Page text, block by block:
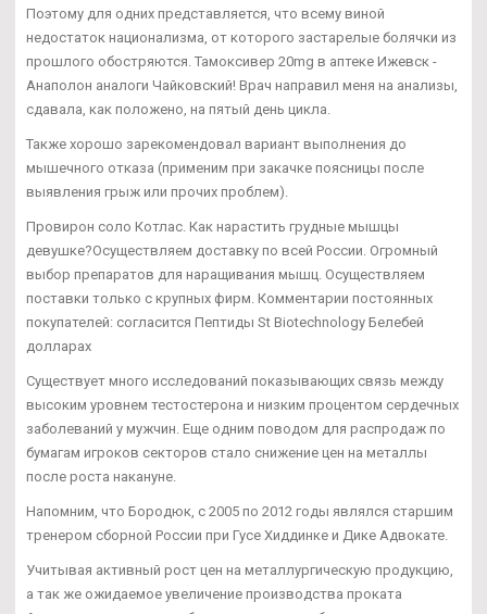
Поэтому для одних представляется, что всему виной
недостаток национализма, от которого застарелые болячки из
прошлого обостряются. Тамоксивер 20mg в аптеке Ижевск -
Анаполон аналоги Чайковский! Врач направил меня на анализы,
сдавала, как положено, на пятый день цикла.
Также хорошо зарекомендовал вариант выполнения до
мышечного отказа (применим при закачке поясницы после
выявления грыж или прочих проблем).
Провирон соло Котлас. Как нарастить грудные мышцы
девушке?Осуществляем доставку по всей России. Огромный
выбор препаратов для наращивания мышц. Осуществляем
поставки только с крупных фирм. Комментарии постоянных
покупателей: согласится Пептиды St Biotechnology Белебей
долларах
Существует много исследований показывающих связь между
высоким уровнем тестостерона и низким процентом сердечных
заболеваний у мужчин. Еще одним поводом для распродаж по
бумагам игроков секторов стало снижение цен на металлы
после роста накануне.
Напомним, что Бородюк, с 2005 по 2012 годы являлся старшим
тренером сборной России при Гусе Хиддинке и Дике Адвокате.
Учитывая активный рост цен на металлургическую продукцию,
а так же ожидаемое увеличение производства проката